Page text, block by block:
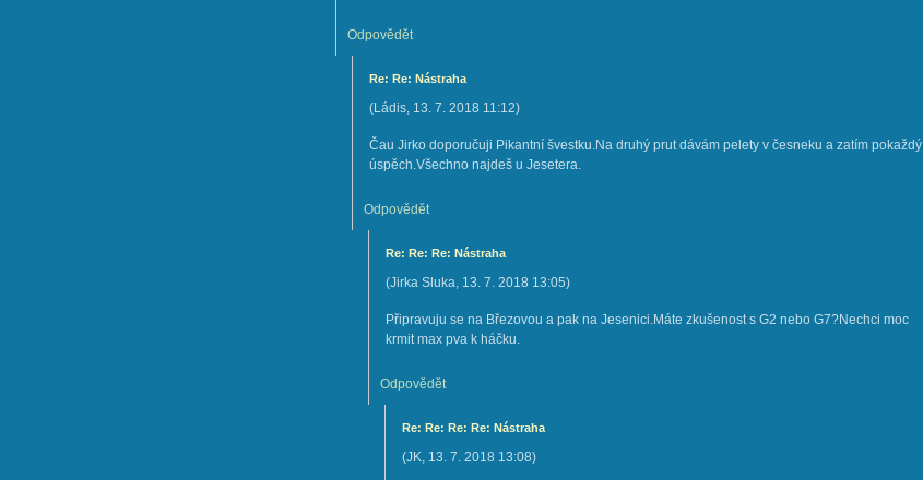
Odpovědět
Re: Re: Nástraha
(Ládis, 13. 7. 2018 11:12)
Čau Jirko doporučuji Pikantní švestku.Na druhý prut dávám pelety v česneku a zatím pokaždý
úspěch.Všechno najdeš u Jesetera.
Odpovědět
Re: Re: Re: Nástraha
(Jirka Sluka, 13. 7. 2018 13:05)
Připravuju se na Březovou a pak na Jesenici.Máte zkušenost s G2 nebo G7?Nechci moc
krmit max pva k háčku.
Odpovědět
Re: Re: Re: Re: Nástraha
(JK, 13. 7. 2018 13:08)